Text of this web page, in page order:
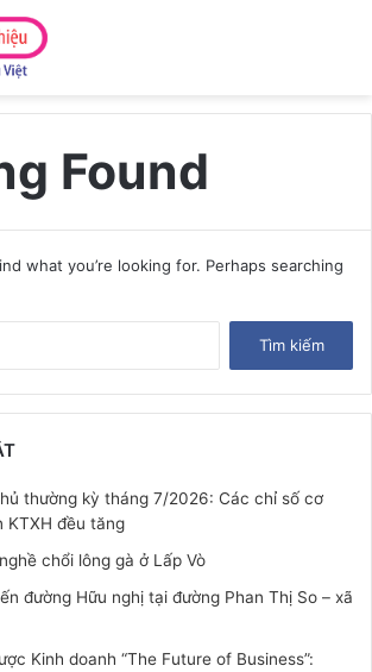
Found
what you’re looking for. Perhaps searching
thường kỳ tháng 7/2026: Các chỉ số cơ
KTXH đều tăng
chổi lông gà ở Lấp Vò
đường Hữu nghị tại đường Phan Thị So – xã
Kinh doanh “The Future of Business”: